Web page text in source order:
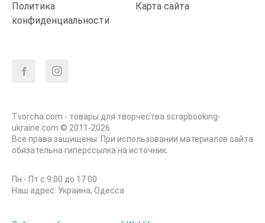
Политика
конфиденциальности
Карта сайта
Tvorcha.com - товары для творчества scrapbooking-
ukraine.com © 2011-2026
Все права защищены. При использовании материалов сайта
обязательна гиперссылка на источник.
Пн - Пт с 9:00 до 17:00
Наш адрес: Украина, Одесса